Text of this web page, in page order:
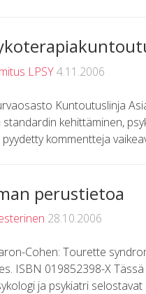
LPSY4.11.2006
Kuntoutuslinja
kehittäminen,
kommentteja
perustietoa
28.10.2006
Cohen: Tourette
ISBN 019852398-X
ja psykiatri selostavat